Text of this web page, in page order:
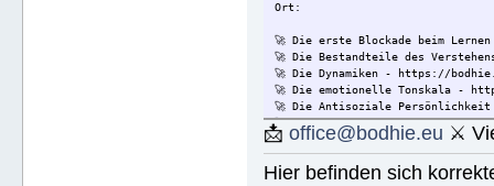
Ort:
🚀 Die erste Blockade beim
🚀 Die Bestandteile des
🚀 Die Dynamiken - https://
🚀 Die emotionelle Tonskala -
🚀 Die Antisoziale
🚀 Die Lösung für Konflikte -
🚀 Lösungen für eine
🚀 Ethik unjd die Zustände -
🚀 Integrität und Ehrlichkeit -
📩office@bodhie.eu ⚔
Hier befinden sich